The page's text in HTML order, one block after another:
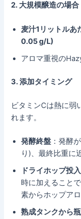
2. 大規模醸造の場合
麦汁1リットルあ
0.05 g/L)
アロマ重視の
3. 添加タイミング
ビタミンCは熱に弱
れます。
発酵終盤 ：発酵
り)、最終比重に
ドライホップ投
時に加えること
素からホップア
熟成タンクから